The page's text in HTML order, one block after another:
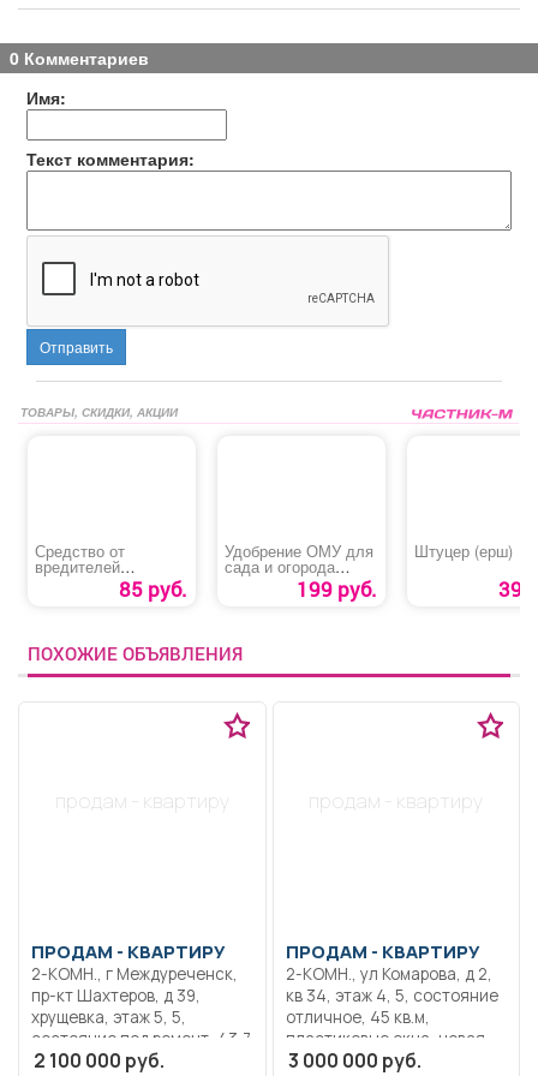
0 Комментариев
Имя:
Текст комментария:
Отправить
ТОВАРЫ, СКИДКИ, АКЦИИ
Средство от
вредителей
Табачное мыло85 руб.
Удобрение ОМУ для
сада и огорода
«Универсал»199 руб.
Штуцер (ерш)
39
ПОХОЖИЕ ОБЪЯВЛЕНИЯ
продам - квартиру
ПРОДАМ - КВАРТИРУ
2-КОМН., г Междуреченск,
пр-кт Шахтеров, д 39,
хрущевка, этаж 5, 5,
состояние под ремонт, 43,7
кв.м, 27,5 кв.м, пластиковые
2 100 000 руб.
продам - квартиру
ПРОДАМ - КВАРТИРУ
2-КОМН., ул Комарова, д 2,
кв 34, этаж 4, 5, состояние
отличное, 45 кв.м,
пластиковые окна, новая
сантехника, застекленный
3 000 000 руб.